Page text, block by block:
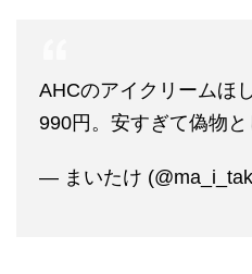
AHCのアイクリームほ
990円。安すぎて偽物
— まいたけ